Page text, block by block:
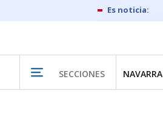
SECCIONES NAVARRA